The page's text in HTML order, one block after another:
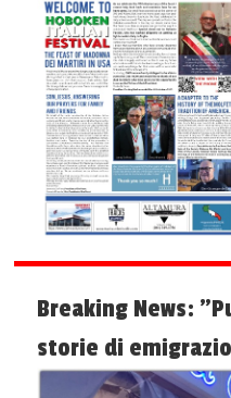
Breaking News:
storie di